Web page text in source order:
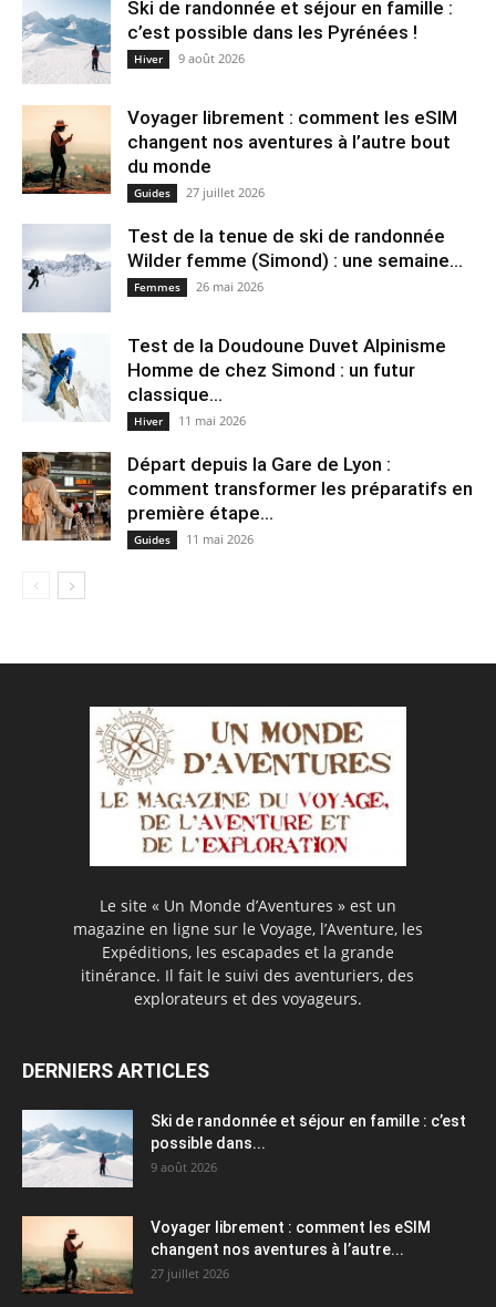
Ski de randonnée et séjour en famille :
c’est possible dans les Pyrénées !
Hiver 9 août 2026
Voyager librement : comment les eSIM
changent nos aventures à l’autre bout
du monde
Guides 27 juillet 2026
Test de la tenue de ski de randonnée
Wilder femme (Simond) : une semaine...
Femmes 26 mai 2026
Test de la Doudoune Duvet Alpinisme
Homme de chez Simond : un futur
classique...
Hiver 11 mai 2026
Départ depuis la Gare de Lyon :
comment transformer les préparatifs en
pre⁠mière étape...
Guides 11 mai 2026
Le site « Un Monde d’Aventures » est un
magazine en ligne sur le Voyage, l’Aventure, les
Expéditions, les escapades et la grande
itinérance. Il fait le suivi des aventuriers, des
explorateurs et des voyageurs.
DERNIERS ARTICLES
Ski de randonnée et séjour en famille : c’est
possible dans...
9 août 2026
Voyager librement : comment les eSIM
changent nos aventures à l’autre...
27 juillet 2026